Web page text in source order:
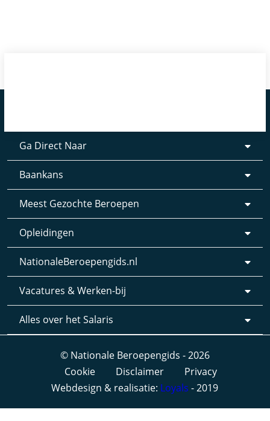
Ga Direct Naar
Baankans
Meest Gezochte Beroepen
Opleidingen
NationaleBeroepengids.nl
Vacatures & Werken-bij
Alles over het Salaris
© Nationale Beroepengids - 2026
Cookie
Disclaimer
Privacy
Webdesign & realisatie: Loyals - 2019